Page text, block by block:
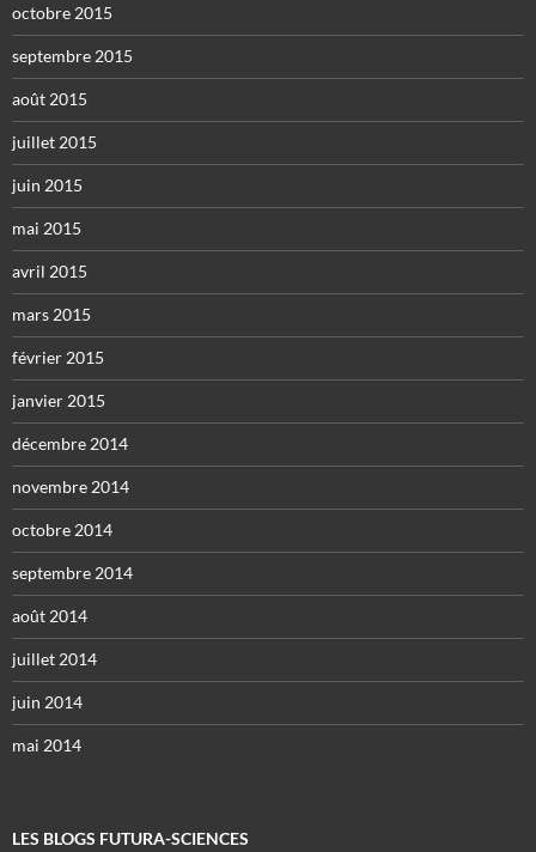
octobre 2015
septembre 2015
août 2015
juillet 2015
juin 2015
mai 2015
avril 2015
mars 2015
février 2015
janvier 2015
décembre 2014
novembre 2014
octobre 2014
septembre 2014
août 2014
juillet 2014
juin 2014
mai 2014
LES BLOGS FUTURA-SCIENCES